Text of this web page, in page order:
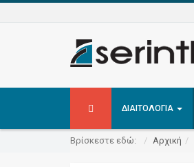
ΔΙΑΙΤΟΛΟΓΊΑ
Βρίσκεστε εδώ: Αρχική